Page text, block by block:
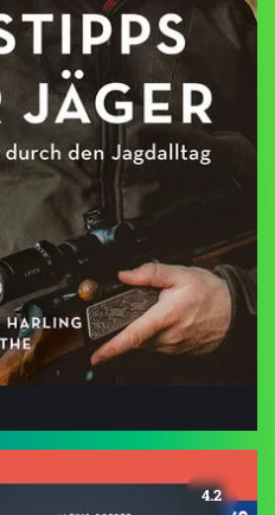
4.2